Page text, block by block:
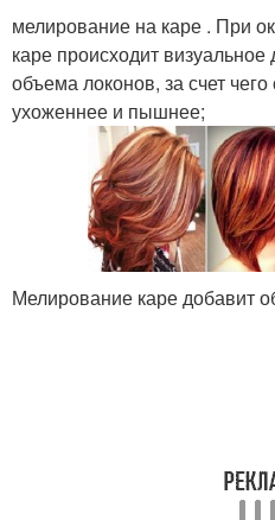
мелирование на каре . При
каре происходит
объема локонов, за счет
ухоженнее и пышнее;
Мелирование каре добавит